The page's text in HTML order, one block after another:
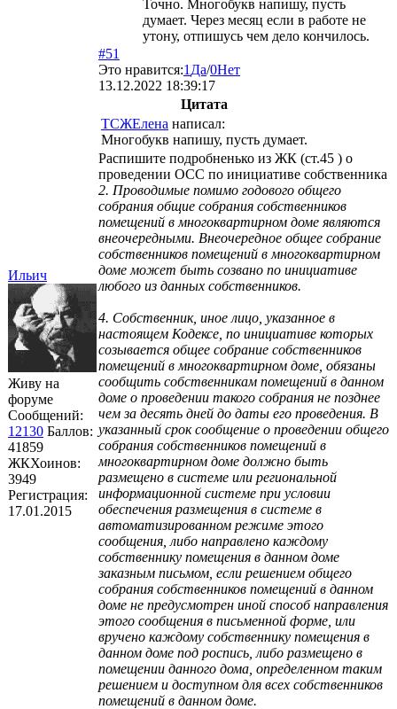
Точно. Многобукв напишу, пусть
думает. Через месяц если в работе не
утону, отпишусь чем дело кончилось.
Ильич
Живу на
форуме
Сообщений:
12130 Баллов:
41859
ЖКХоинов:
3949
Регистрация:
17.01.2015
#51
Это нравится:1 Да/0Нет
13.12.2022 18:39:17
Цитата
ТСЖЕлена написал:
Многобукв напишу, пусть думает.
Распишите подробненько из ЖК (ст.45 ) о
проведении ОСС по инициативе собственника
2. Проводимые помимо годового общего
собрания общие собрания собственников
помещений в многоквартирном доме являются
внеочередными. Внеочередное общее собрание
собственников помещений в многоквартирном
доме может быть созвано по инициативе
любого из данных собственников.
4. Собственник, иное лицо, указанное в
настоящем Кодексе, по инициативе которых
созывается общее собрание собственников
помещений в многоквартирном доме, обязаны
сообщить собственникам помещений в данном
доме о проведении такого собрания не позднее
чем за десять дней до даты его проведения. В
указанный срок сообщение о проведении общего
собрания собственников помещений в
многоквартирном доме должно быть
размещено в системе или региональной
информационной системе при условии
обеспечения размещения в системе в
автоматизированном режиме этого
сообщения, либо направлено каждому
собственнику помещения в данном доме
заказным письмом, если решением общего
собрания собственников помещений в данном
доме не предусмотрен иной способ направления
этого сообщения в письменной форме, или
вручено каждому собственнику помещения в
данном доме под роспись, либо размещено в
помещении данного дома, определенном таким
решением и доступном для всех собственников
помещений в данном доме.